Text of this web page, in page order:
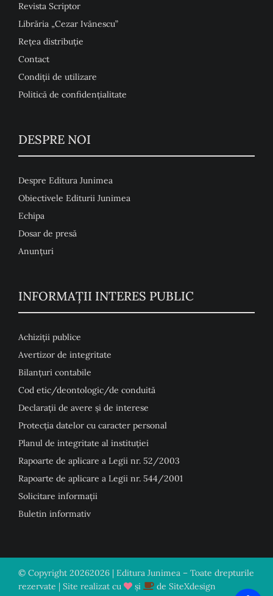
Revista Scriptor
Librăria „Cezar Ivănescu”
Rețea distribuție
Contact
Condiţii de utilizare
Politică de confidențialitate
DESPRE NOI
Despre Editura Junimea
Obiectivele Editurii Junimea
Echipa
Dosar de presă
Anunţuri
INFORMAȚII INTERES PUBLIC
Achiziții publice
Avertizor de integritate
Bilanțuri contabile
Cod etic/deontologic/de conduită
Declarații de avere și de interese
Protecția datelor cu caracter personal
Planul de integritate al instituției
Rapoarte de aplicare a Legii nr. 52/2003
Rapoarte de aplicare a Legii nr. 544/2001
Solicitare informații
Buletin informativ
© Copyright 20262026 | Editura Junimea – Toate drepturile
rezervate | Site realizat cu
și de SiteXdesign